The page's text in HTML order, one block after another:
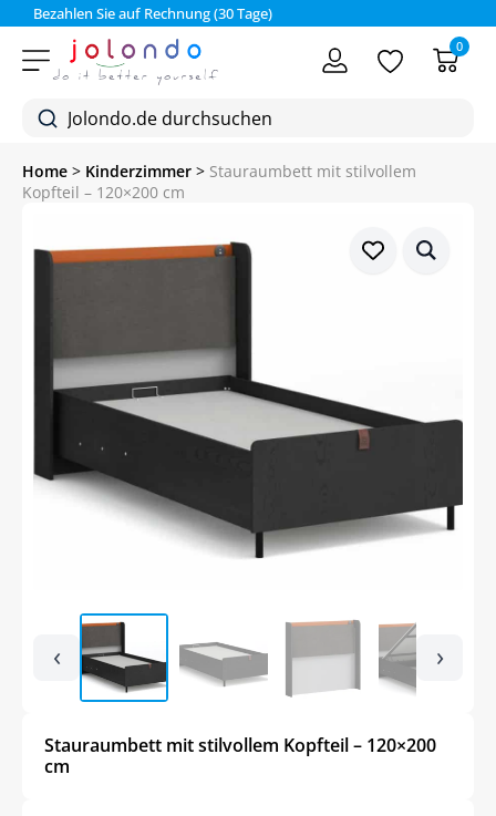
Bezahlen Sie auf Rechnung (30 Tage)
0
Home > Kinderzimmer > Stauraumbett mit stilvollem
Kopfteil – 120×200 cm
‹ ›
Stauraumbett mit stilvollem Kopfteil – 120×200
cm